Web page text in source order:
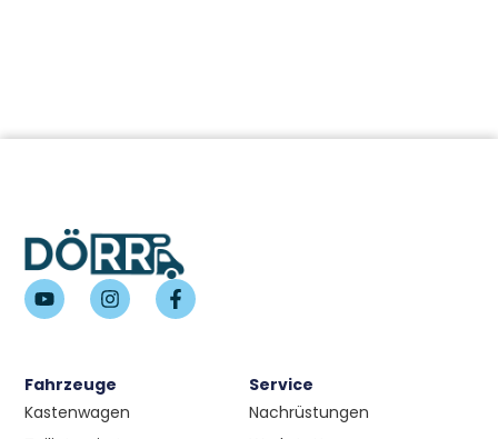
Fahrzeuge
Kastenwagen
Service
Nachrüstungen